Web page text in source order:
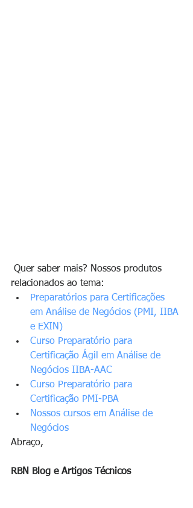
relacionados ao tema:
Preparatórios para Certificações
em Análise de Negócios (PMI, IIBA
e EXIN)
Curso Preparatório para
Certificação Ágil em Análise de
Negócios IIBA-AAC
Curso Preparatório para
Certificação PMI-PBA
Nossos cursos em Análise de
Negócios
Abraço,
RBN Blog e Artigos Técnicos